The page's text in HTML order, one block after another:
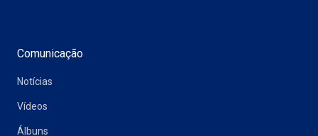
Comunicação
Notícias
Vídeos
Álbuns